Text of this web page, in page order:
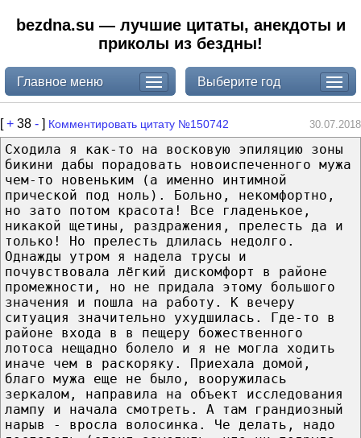
bezdna.su — лучшие цитаты, анекдоты и
приколы из бездны!
Главное меню Выберите год
[+ 38 - ] Комментировать цитату №150742 30.07.2018
Сходила я как-то на восковую эпиляцию зоны
бикини дабы порадовать новоиспеченного мужа
чем-то новеньким (а именно интимной
прической под ноль). Больно, некомфортно,
но зато потом красота! Все гладенькое,
никакой щетины, раздражения, прелесть да и
только! Но прелесть длилась недолго.
Однажды утром я надела трусы и
почувствовала лёгкий дискомфорт в районе
промежности, но не придала этому большого
значения и пошла на работу. К вечеру
ситуация значительно ухудшилась. Где-то в
районе входа в в пещеру божественного
лотоса нещадно болело и я не могла ходить
иначе чем в раскоряку. Приехала домой,
благо мужа еще не было, вооружилась
зеркалом, направила на объект исследования
лампу и начала смотреть. А там грандиозный
нарыв - вросла волосинка. Че делать, надо